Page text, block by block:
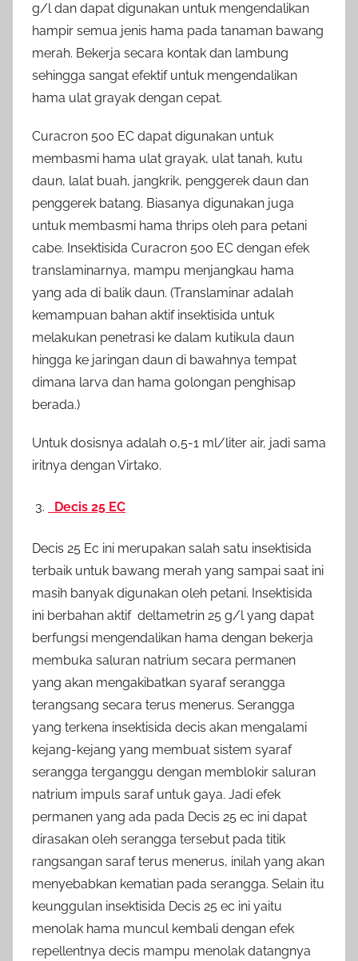
g/l dan dapat digunakan untuk mengendalikan
hampir semua jenis hama pada tanaman bawang
merah. Bekerja secara kontak dan lambung
sehingga sangat efektif untuk mengendalikan
hama ulat grayak dengan cepat.
Curacron 500 EC dapat digunakan untuk
membasmi hama ulat grayak, ulat tanah, kutu
daun, lalat buah, jangkrik, penggerek daun dan
penggerek batang. Biasanya digunakan juga
untuk membasmi hama thrips oleh para petani
cabe. Insektisida Curacron 500 EC dengan efek
translaminarnya, mampu menjangkau hama
yang ada di balik daun. (Translaminar adalah
kemampuan bahan aktif insektisida untuk
melakukan penetrasi ke dalam kutikula daun
hingga ke jaringan daun di bawahnya tempat
dimana larva dan hama golongan penghisap
berada.)
Untuk dosisnya adalah 0,5-1 ml/liter air, jadi sama
iritnya dengan Virtako.
Decis 25 EC
Decis 25 Ec ini merupakan salah satu insektisida
terbaik untuk bawang merah yang sampai saat ini
masih banyak digunakan oleh petani. Insektisida
ini berbahan aktif deltametrin 25 g/l yang dapat
berfungsi mengendalikan hama dengan bekerja
membuka saluran natrium secara permanen
yang akan mengakibatkan syaraf serangga
terangsang secara terus menerus. Serangga
yang terkena insektisida decis akan mengalami
kejang-kejang yang membuat sistem syaraf
serangga terganggu dengan memblokir saluran
natrium impuls saraf untuk gaya. Jadi efek
permanen yang ada pada Decis 25 ec ini dapat
dirasakan oleh serangga tersebut pada titik
rangsangan saraf terus menerus, inilah yang akan
menyebabkan kematian pada serangga. Selain itu
keunggulan insektisida Decis 25 ec ini yaitu
menolak hama muncul kembali dengan efek
repellentnya decis mampu menolak datangnya